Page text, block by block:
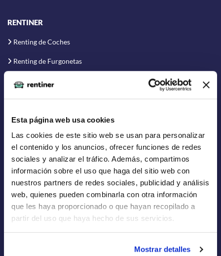
Esta página web usa cookies
Las cookies de este sitio web se usan para personalizar
el contenido y los anuncios, ofrecer funciones de redes
sociales y analizar el tráfico. Además, compartimos
información sobre el uso que haga del sitio web con
nuestros partners de redes sociales, publicidad y análisis
web, quienes pueden combinarla con otra información
que les haya proporcionado o que hayan recopilado a
partir del uso que haya hecho de sus servicios.
Mostrar detalles
RENTINER
Renting de Coches
Renting de Furgonetas
Renting Flexible
Renting Corto Plazo
Renting Coche Eléctrico
Empresas de Renting
Renting a Medida
Quiénes Somos